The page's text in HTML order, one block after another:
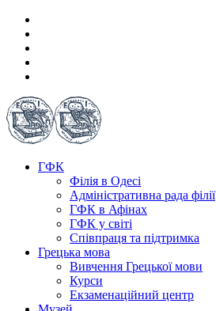
ГФК
Філія в Одесі
Адміністративна рада філії
ГФК в Афінах
ГФК у світі
Співпраця та підтримка
Грецька мова
Вивчення Грецької мови
Курси
Екзаменаційний центр